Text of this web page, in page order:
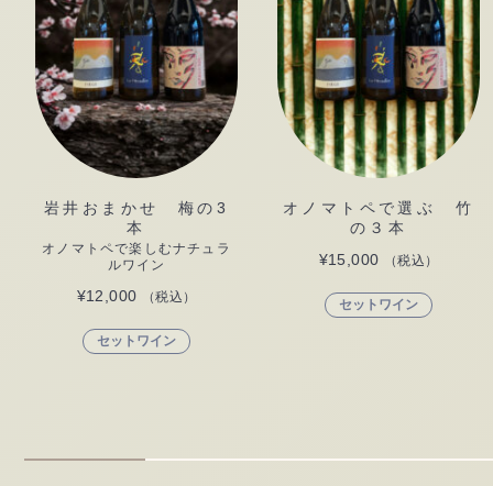
岩井おまかせ 梅の3
本
オノマトペで楽しむナチュラ
ルワイン
12,000 （税込）
セットワイン
オノマトペで選ぶ 竹
の３本
15,000 （税込）
セットワイン